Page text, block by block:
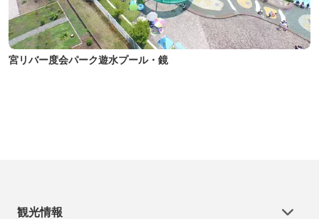
宮リバー度会パーク遊水プール・鏡
観光情報